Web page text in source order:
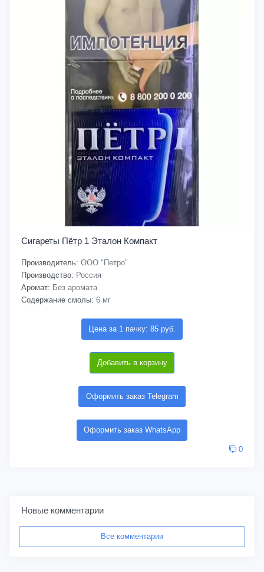
Сигареты Пётр 1 Эталон Компакт
Производитель: ООО "Петро"
Производство: Россия
Аромат: Без аромата
Содержание смолы: 6 мг
Цена за 1 пачку: 85 руб.
Добавить в корзину
Оформить заказ Telegram
Оформить заказ WhatsApp
0
Новые комментарии
Все комментарии